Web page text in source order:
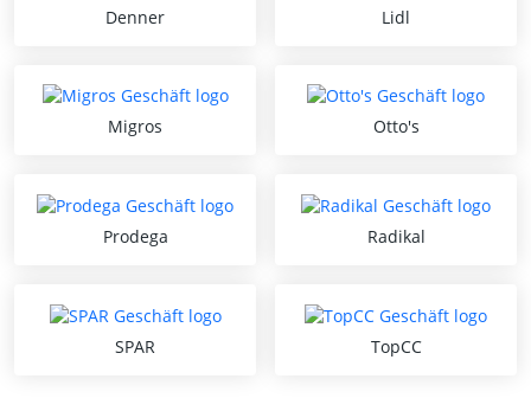
Denner Lidl
Migros Otto's
Prodega Radikal
SPAR TopCC